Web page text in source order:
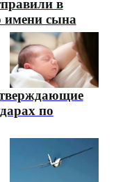
в
имени сына
по